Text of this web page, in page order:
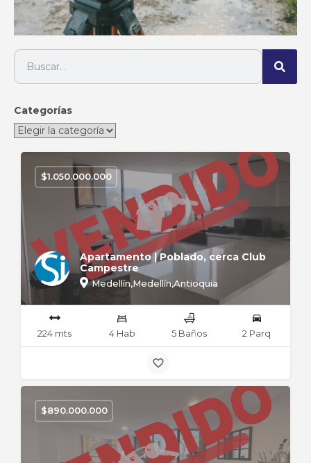
Categorías
Apartamento | Poblado, cerca Club
Campestre
Medellín,Medellín,Antioquia
$1.050.000.000
224 mts 4 Hab 5 Baños 2 Parq
$890.000.000